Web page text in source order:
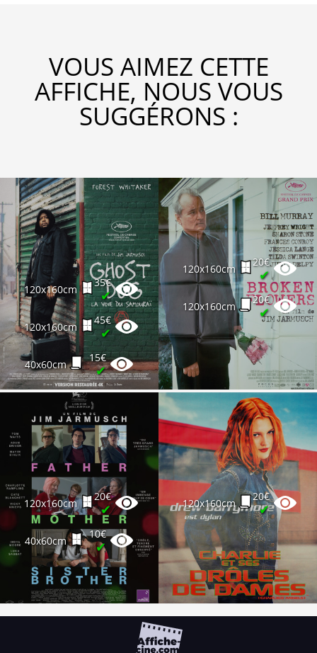
VOUS AIMEZ CETTE
AFFICHE, NOUS VOUS
SUGGÉRONS :
120x160cm
35€
✔
120x160cm
45€
✔
40x60cm
15€
✔
120x160cm
20€
✔
120x160cm
20€
✔
120x160cm
20€
✔
40x60cm
10€
✔
120x160cm
20€
✔